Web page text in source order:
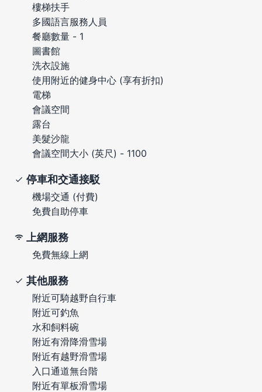
樓梯扶手
多國語言服務人員
餐廳數量 - 1
圖書館
洗衣設施
使用附近的健身中心 (享有折扣)
電梯
會議空間
露台
美髮沙龍
會議空間大小 (英尺) - 1100
停車和交通接駁
機場交通 (付費)
免費自助停車
上網服務
免費無線上網
其他服務
附近可騎越野自行車
附近可釣魚
水和飼料碗
附近有滑降滑雪場
附近有越野滑雪場
入口通道無台階
附近有單板滑雪場